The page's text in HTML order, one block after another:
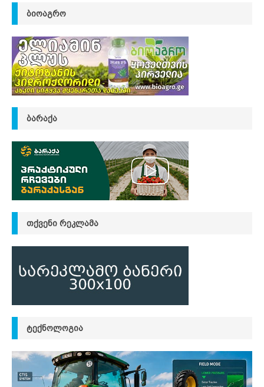
ᲑᲘᲝᲐᲒᲠᲝ
ᲑᲐᲠᲐᲥᲐ
ᲗᲥᲕᲔᲜᲘ ᲠᲔᲙᲚᲐᲛᲐ
ᲢᲔᲥᲜᲝᲚᲝᲒᲘᲐ